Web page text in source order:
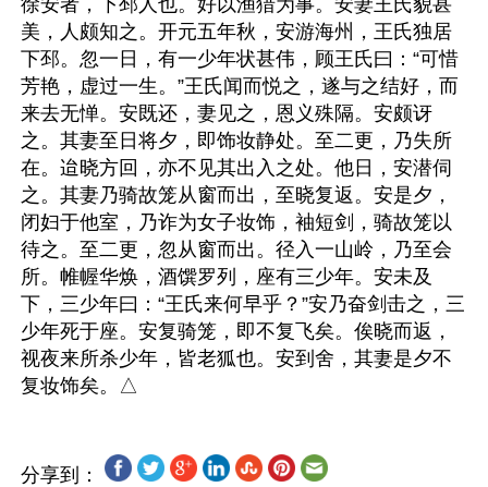
徐安者，下邳人也。好以渔猎为事。安妻王氏貌甚
美，人颇知之。开元五年秋，安游海州，王氏独居
下邳。忽一日，有一少年状甚伟，顾王氏曰：“可惜
芳艳，虚过一生。”王氏闻而悦之，遂与之结好，而
来去无惮。安既还，妻见之，恩义殊隔。安颇讶
之。其妻至日将夕，即饰妆静处。至二更，乃失所
在。迨晓方回，亦不见其出入之处。他日，安潜伺
之。其妻乃骑故笼从窗而出，至晓复返。安是夕，
闭妇于他室，乃诈为女子妆饰，袖短剑，骑故笼以
待之。至二更，忽从窗而出。径入一山岭，乃至会
所。帷幄华焕，酒馔罗列，座有三少年。安未及
下，三少年曰：“王氏来何早乎？”安乃奋剑击之，三
少年死于座。安复骑笼，即不复飞矣。俟晓而返，
视夜来所杀少年，皆老狐也。安到舍，其妻是夕不
分享到：